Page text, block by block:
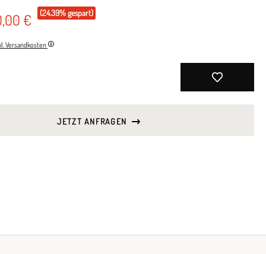
€ (24.39% gespart)
Versandkosten
JETZT ANFRAGEN